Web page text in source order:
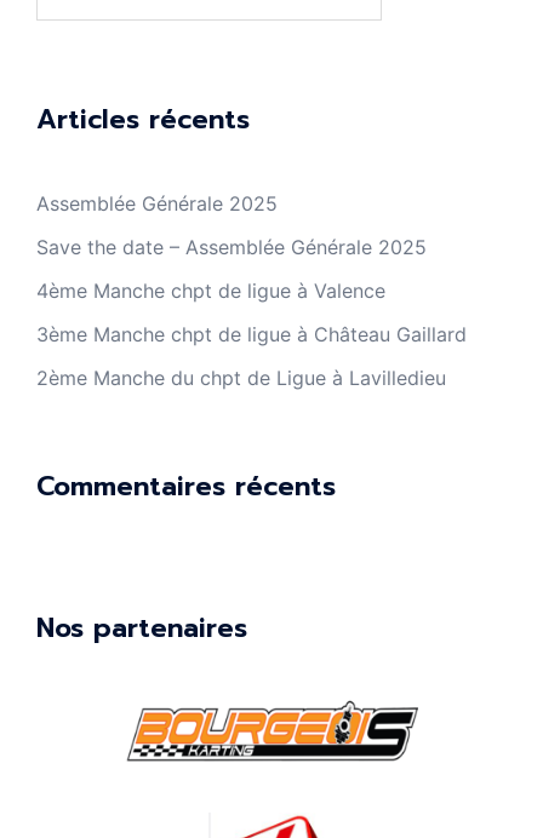
Articles récents
Assemblée Générale 2025
Save the date – Assemblée Générale 2025
4ème Manche chpt de ligue à Valence
3ème Manche chpt de ligue à Château Gaillard
2ème Manche du chpt de Ligue à Lavilledieu
Commentaires récents
Nos partenaires